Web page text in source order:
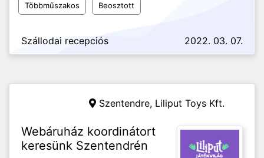
Többműszakos Beosztott
Szállodai recepciós 2022. 03. 07.
Szentendre, Liliput Toys Kft.
Webáruház koordinátort
keresünk Szentendrén